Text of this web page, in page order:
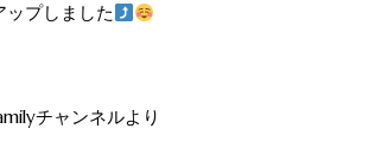
ップしました
チャンネルより